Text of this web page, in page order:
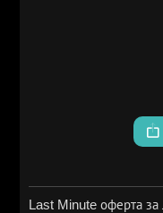
Last Minute оферта